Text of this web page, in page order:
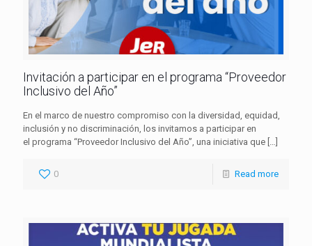
Invitación a participar en el programa “Proveedor
Inclusivo del Año”
En el marco de nuestro compromiso con la diversidad, equidad,
inclusión y no discriminación, los invitamos a participar en
el programa “Proveedor Inclusivo del Año”, una iniciativa que […]
0 Read more